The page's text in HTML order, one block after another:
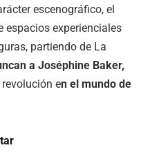
escenográfico, el
espacios experienciales
partiendo de La
a Joséphine Baker,
en el mundo de